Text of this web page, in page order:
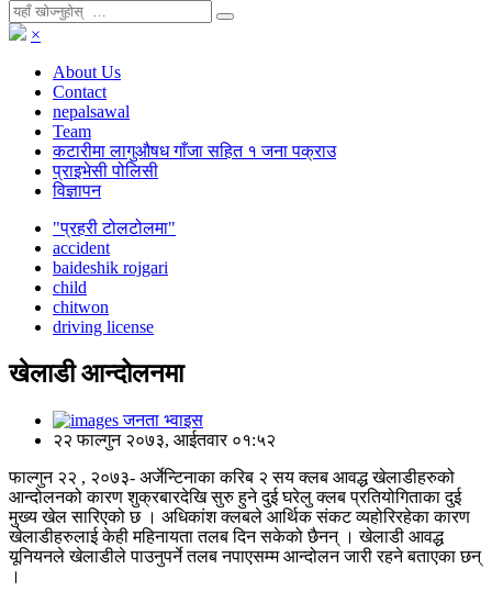
×
About Us
Contact
nepalsawal
Team
कटारीमा लागुऔषध गाँजा सहित १ जना पक्राउ
प्राइभेसी पोलिसी
विज्ञापन
"प्रहरी टोलटोलमा"
accident
baideshik rojgari
child
chitwon
driving license
खेलाडी आन्दोलनमा
जनता भ्वाइस
२२ फाल्गुन २०७३, आईतवार ०१:५२
फाल्गुन २२ , २०७३- अर्जेन्टिनाका करिब २ सय क्लब आवद्ध खेलाडीहरुको
आन्दोलनको कारण शुक्रबारदेखि सुरु हुने दुई घरेलु क्लब प्रतियोगिताका दुई
मुख्य खेल सारिएको छ । अधिकांश क्लबले आर्थिक संकट व्यहोरिरहेका कारण
खेलाडीहरुलाई केही महिनायता तलब दिन सकेको छैनन् । खेलाडी आवद्ध
यूनियनले खेलाडीले पाउनुपर्ने तलब नपाएसम्म आन्दोलन जारी रहने बताएका छन्
।